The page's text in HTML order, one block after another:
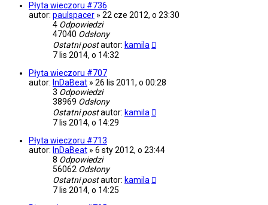
Płyta wieczoru #736
autor: paulspacer » 22 cze 2012, o 23:30
4 Odpowiedzi
47040 Odsłony
Ostatni postautor: kamila
7 lis 2014, o 14:32
Płyta wieczoru #707
autor: InDaBeat » 26 lis 2011, o 00:28
3 Odpowiedzi
38969 Odsłony
Ostatni postautor: kamila
7 lis 2014, o 14:29
Płyta wieczoru #713
autor: InDaBeat » 6 sty 2012, o 23:44
8 Odpowiedzi
56062 Odsłony
Ostatni postautor: kamila
7 lis 2014, o 14:25